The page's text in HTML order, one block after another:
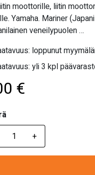
moottorille, liitin
Yamaha. Mariner
veneilypuolen …
loppunut
yli 3 kpl
€